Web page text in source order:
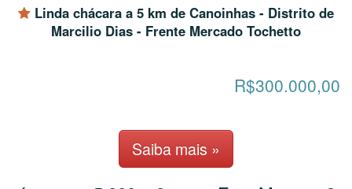
Linda chácara a 5 km de Canoinhas - Distrito de
Marcilio Dias - Frente Mercado Tochetto
R$300.000,00
Saiba mais »